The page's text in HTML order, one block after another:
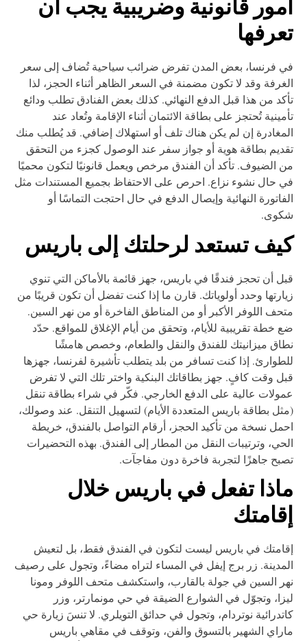
قانونية وضريبية يجب أن
فرنسا، بعض المدن تفرض ضرائب سياحية تُضاف إلى سعر
وقد لا تكون مضمنة في السعر الظاهر أثناء الحجز، لذا
من هذا قبل الدفع النهائي. كذلك بعض الفنادق تطلب ودائع
تُحتجز على بطاقة الائتمان أثناء الإقامة وتُعاد عند
إن لم يكن هناك تلف أو استهلاك إضافي. قد يُطلب منك
بطاقة هوية أو جواز سفر عند الوصول كجزء من التحقق
الضيوف. تأكد أن الفندق مرخص ويعمل قانونيًا لتكون محميًا
حال نشوء نزاع. احرص على الاحتفاظ بجميع المستندات مثل
النهائية وإيصال الدفع في حال احتجت التماسًا أو
تستعد لرحلتك إلى باريس
أن تحجز فندقًا في باريس، جهز قائمة بالأماكن التي تنوي
وحدد أولوياتك. قارن ما إذا كنت تفضل أن تكون قريبًا من
اللوفر الأكبر أو من المناطق الفاخرة أو من نهر السين.
خطة تقريبية للأيام، وتحقق من أيام الإغلاق للمواقع. حدّد
ميزانيتك للفندق والنقل والطعام، وخصص هامشًا
إذا كنت تسافر من بلد يتطلب تأشيرة لفرنسا، جهزها
وقت كافٍ. جهز بطاقاتك البنكية واختر تلك التي لا تفرض
عالية على الدفع الخارجي. فكّر في شراء بطاقة تنقل
بطاقة باريس المتعددة الأيام) لتسهيل التنقل. عند وصولك،
نسخة من تأكيد الحجز، أرقام التواصل بالفندق، خريطة
وترتيبات النقل من المطار إلى الفندق. بهذه التحضيرات
جاهزًا لتجربة فاخرة دون مفاجآت.
تفعل في باريس خلال
في باريس ليست لتكون في الفندق فقط، بل لتعيش
زر برج إيفل في المساء لتراه مضاءً، وتجول على رصيف
السين في جولة بالقارب، واستكشف متحف اللوفر ومونا
وتجوّل في الشوارع الضيقة في حي مونمارتر، وزر
نوتردام، وتجول في حدائق التويلري. لا تنسَ زيارة حي
الشهير بالتسوق والفن، وتوقف في مقاهي باريس